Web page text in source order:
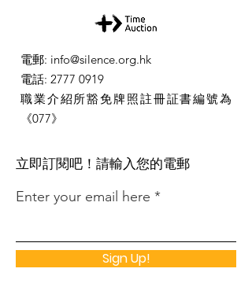
電郵: info@silence.org.hk
電話: 2777 0919
職業介紹所豁免牌照註冊証書編號為
《077》
​立即訂閱吧！請輸入您的電郵
Enter your email here
Sign Up!